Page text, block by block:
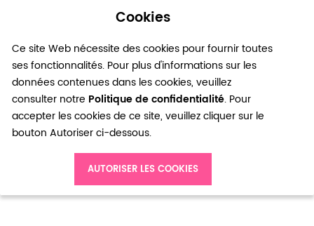
Cookies
Ce site Web nécessite des cookies pour fournir toutes
ses fonctionnalités. Pour plus d'informations sur les
données contenues dans les cookies, veuillez
consulter notre Politique de confidentialité. Pour
accepter les cookies de ce site, veuillez cliquer sur le
bouton Autoriser ci-dessous.
AUTORISER LES COOKIES
0
Perle en Quartz Ronde 4mm Facettes Bleu x 20